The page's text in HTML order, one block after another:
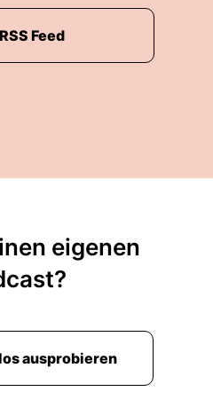
RSS Feed
eigenen
ausprobieren